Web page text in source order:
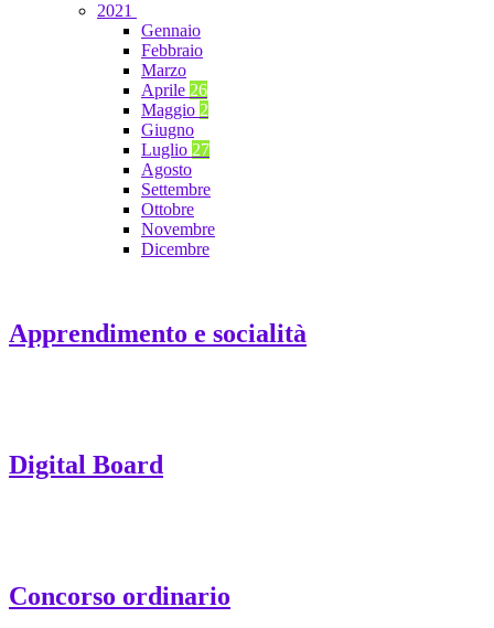
2021
Gennaio
Febbraio
Marzo
Aprile 26
Maggio 2
Giugno
Luglio 27
Agosto
Settembre
Ottobre
Novembre
Dicembre
Apprendimento e socialità
Digital Board
Concorso ordinario